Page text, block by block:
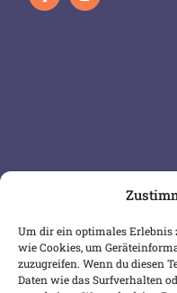
Um dir ein optimales Erlebnis
wie Cookies, um
zuzugreifen. Wenn du diesen
Daten wie das Surfverhalten
SERVICE & INFOS
Warenkorb
Wunschliste